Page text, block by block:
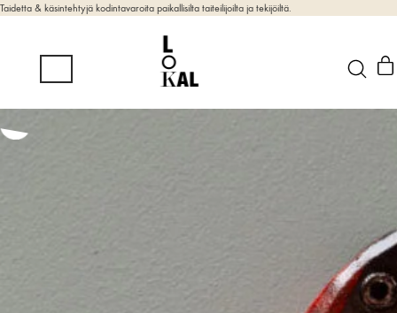
Taidetta & käsintehtyjä kodintavaroita paikallisilta taiteilijoilta ja tekijöiltä.